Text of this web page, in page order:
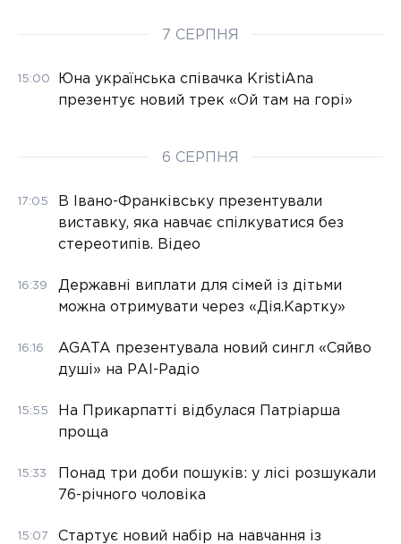
7 СЕРПНЯ
15:00
Юна українська співачка KristiAna
презентує новий трек «Ой там на горі»
6 СЕРПНЯ
17:05
В Івано-Франківську презентували
виставку, яка навчає спілкуватися без
стереотипів. Відео
16:39
Державні виплати для сімей із дітьми
можна отримувати через «Дія.Картку»
16:16
AGATA презентувала новий сингл «Сяйво
душі» на РАІ-Радіо
15:55
На Прикарпатті відбулася Патріарша
проща
15:33
Понад три доби пошуків: у лісі розшукали
76-річного чоловіка
15:07 Стартує новий набір на навчання із